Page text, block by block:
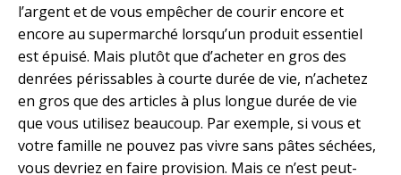
l’argent et de vous empêcher de courir encore et
encore au supermarché lorsqu’un produit essentiel
est épuisé. Mais plutôt que d’acheter en gros des
denrées périssables à courte durée de vie, n’achetez
en gros que des articles à plus longue durée de vie
que vous utilisez beaucoup. Par exemple, si vous et
votre famille ne pouvez pas vivre sans pâtes séchées,
vous devriez en faire provision. Mais ce n’est peut-